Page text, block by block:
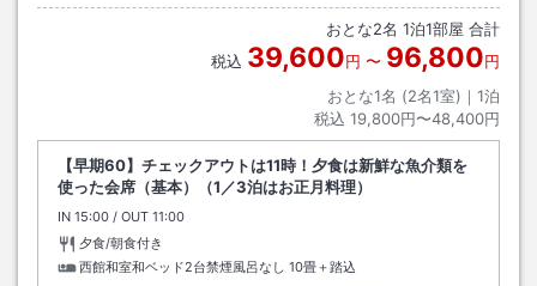
おとな2名 1泊1部屋 合計
税込 39,600円 〜 96,800円
おとな1名 (2名1室)｜ 1泊
税込 19,800円〜48,400円
【早期60】チェックアウトは11時！夕食は新鮮な魚介類を
使った会席（基本）（1／3泊はお正月料理）
IN チェックイン
15:00 / OUT チェックアウト
11:00
夕食/朝食付き
西館和室和ベッド2台禁煙風呂なし 10畳＋踏込